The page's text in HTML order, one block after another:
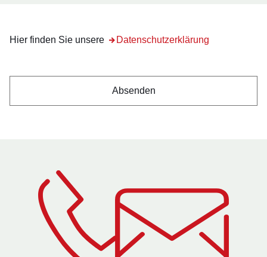
Hier finden Sie unsere Datenschutzerklärung